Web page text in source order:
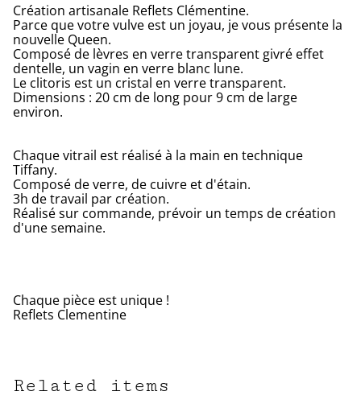
Création artisanale Reflets Clémentine.
Parce que votre vulve est un joyau, je vous présente la
nouvelle Queen.
Composé de lèvres en verre transparent givré effet
dentelle, un vagin en verre blanc lune.
Le clitoris est un cristal en verre transparent.
Dimensions : 20 cm de long pour 9 cm de large
environ.
Chaque vitrail est réalisé à la main en technique
Tiffany.
Composé de verre, de cuivre et d'étain.
3h de travail par création.
Réalisé sur commande, prévoir un temps de création
d'une semaine.
Chaque pièce est unique !
Reflets Clementine
Related items